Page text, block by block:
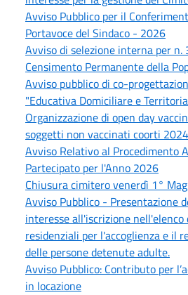
Avviso Pubblico per il
Portavoce del Sindaco - 2026
Avviso di selezione interna per
Censimento Permanente della
Avviso pubblico di co-
"Educativa Domiciliare e
Organizzazione di open day
soggetti non vaccinati coorti
Avviso Relativo al Procedimento
Partecipato per l'Anno 2026
Chiusura cimitero venerdì 1°
Avviso Pubblico - Presentazione
interesse all'iscrizione
residenziali per l'accoglienza e il
delle persone detenute adulte.
Avviso Pubblico: Contributo per
in locazione